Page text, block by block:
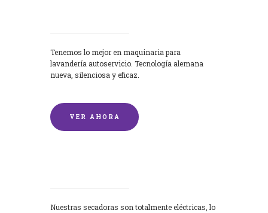
Tenemos lo mejor en maquinaria para
lavandería autoservicio. Tecnología alemana
nueva, silenciosa y eficaz.
VER AHORA
Nuestras secadoras son totalmente eléctricas, lo